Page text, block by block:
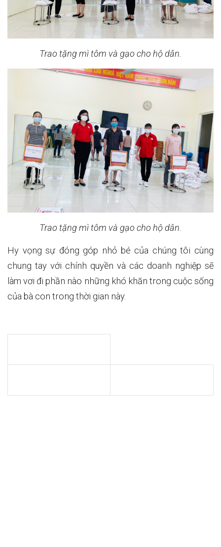
Trao tặng mì tôm và gạo cho hộ dân.
Trao tặng mì tôm và gạo cho hộ dân.
Hy vọng sự đóng góp nhỏ bé của chúng tôi cùng
chung tay với chính quyền và các doanh nghiệp sẽ
làm vơi đi phần nào những khó khăn trong cuộc sống
của bà con trong thời gian này.